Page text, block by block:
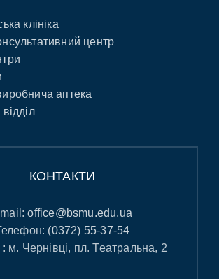
клініка
центр
аптека
КОНТАКТИ
office@bsmu.edu.ua
(0372) 55-37-54
м. Чернівці, пл. Театральна, 2